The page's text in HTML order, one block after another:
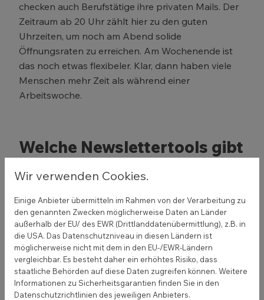
checken auch Berufstätige ihre privaten Mails. Der
Zeitraum ab 20 Uhr zählt hier zu den guten
Uhrzeiten, um noch am Abend solide
Öffnungsraten zu erreichen. Am Wochenende ist
das noch etwas flexibeler. Klar, dann haben viele
Menschen mehr Zeit als während einer
Arbeitswoche.
Welche Newslettertools gibt
es dafür?
Einen Newsletter zu versenden ist eigentlich ganz
einfach. Mailprogramm öffnen, Verteilerliste
(Achtung: DSGVO) insFeld der Blindkopien
einfügen undNewsletter erstellen. Viele
Möglichkeiten, den Newsletter dabei zu
überwachen und ihn auch ansprechend
aufzubereiten, gibt es in der Form allerdings nicht.
Wir verwenden Cookies.
Einige Anbieter übermitteln im Rahmen von der Verarbeitung zu
den genannten Zwecken möglicherweise Daten an Länder
außerhalb der EU/ des EWR (Drittlanddatenübermittlung), z.B. in
die USA. Das Datenschutzniveau in diesen Ländern ist
möglicherweise nicht mit dem in den EU-/EWR-Ländern
vergleichbar. Es besteht daher ein erhöhtes Risiko, dass
staatliche Behörden auf diese Daten zugreifen können. Weitere
Informationen zu Sicherheitsgarantien finden Sie in den
Datenschutzrichtlinien des jeweiligen Anbieters.